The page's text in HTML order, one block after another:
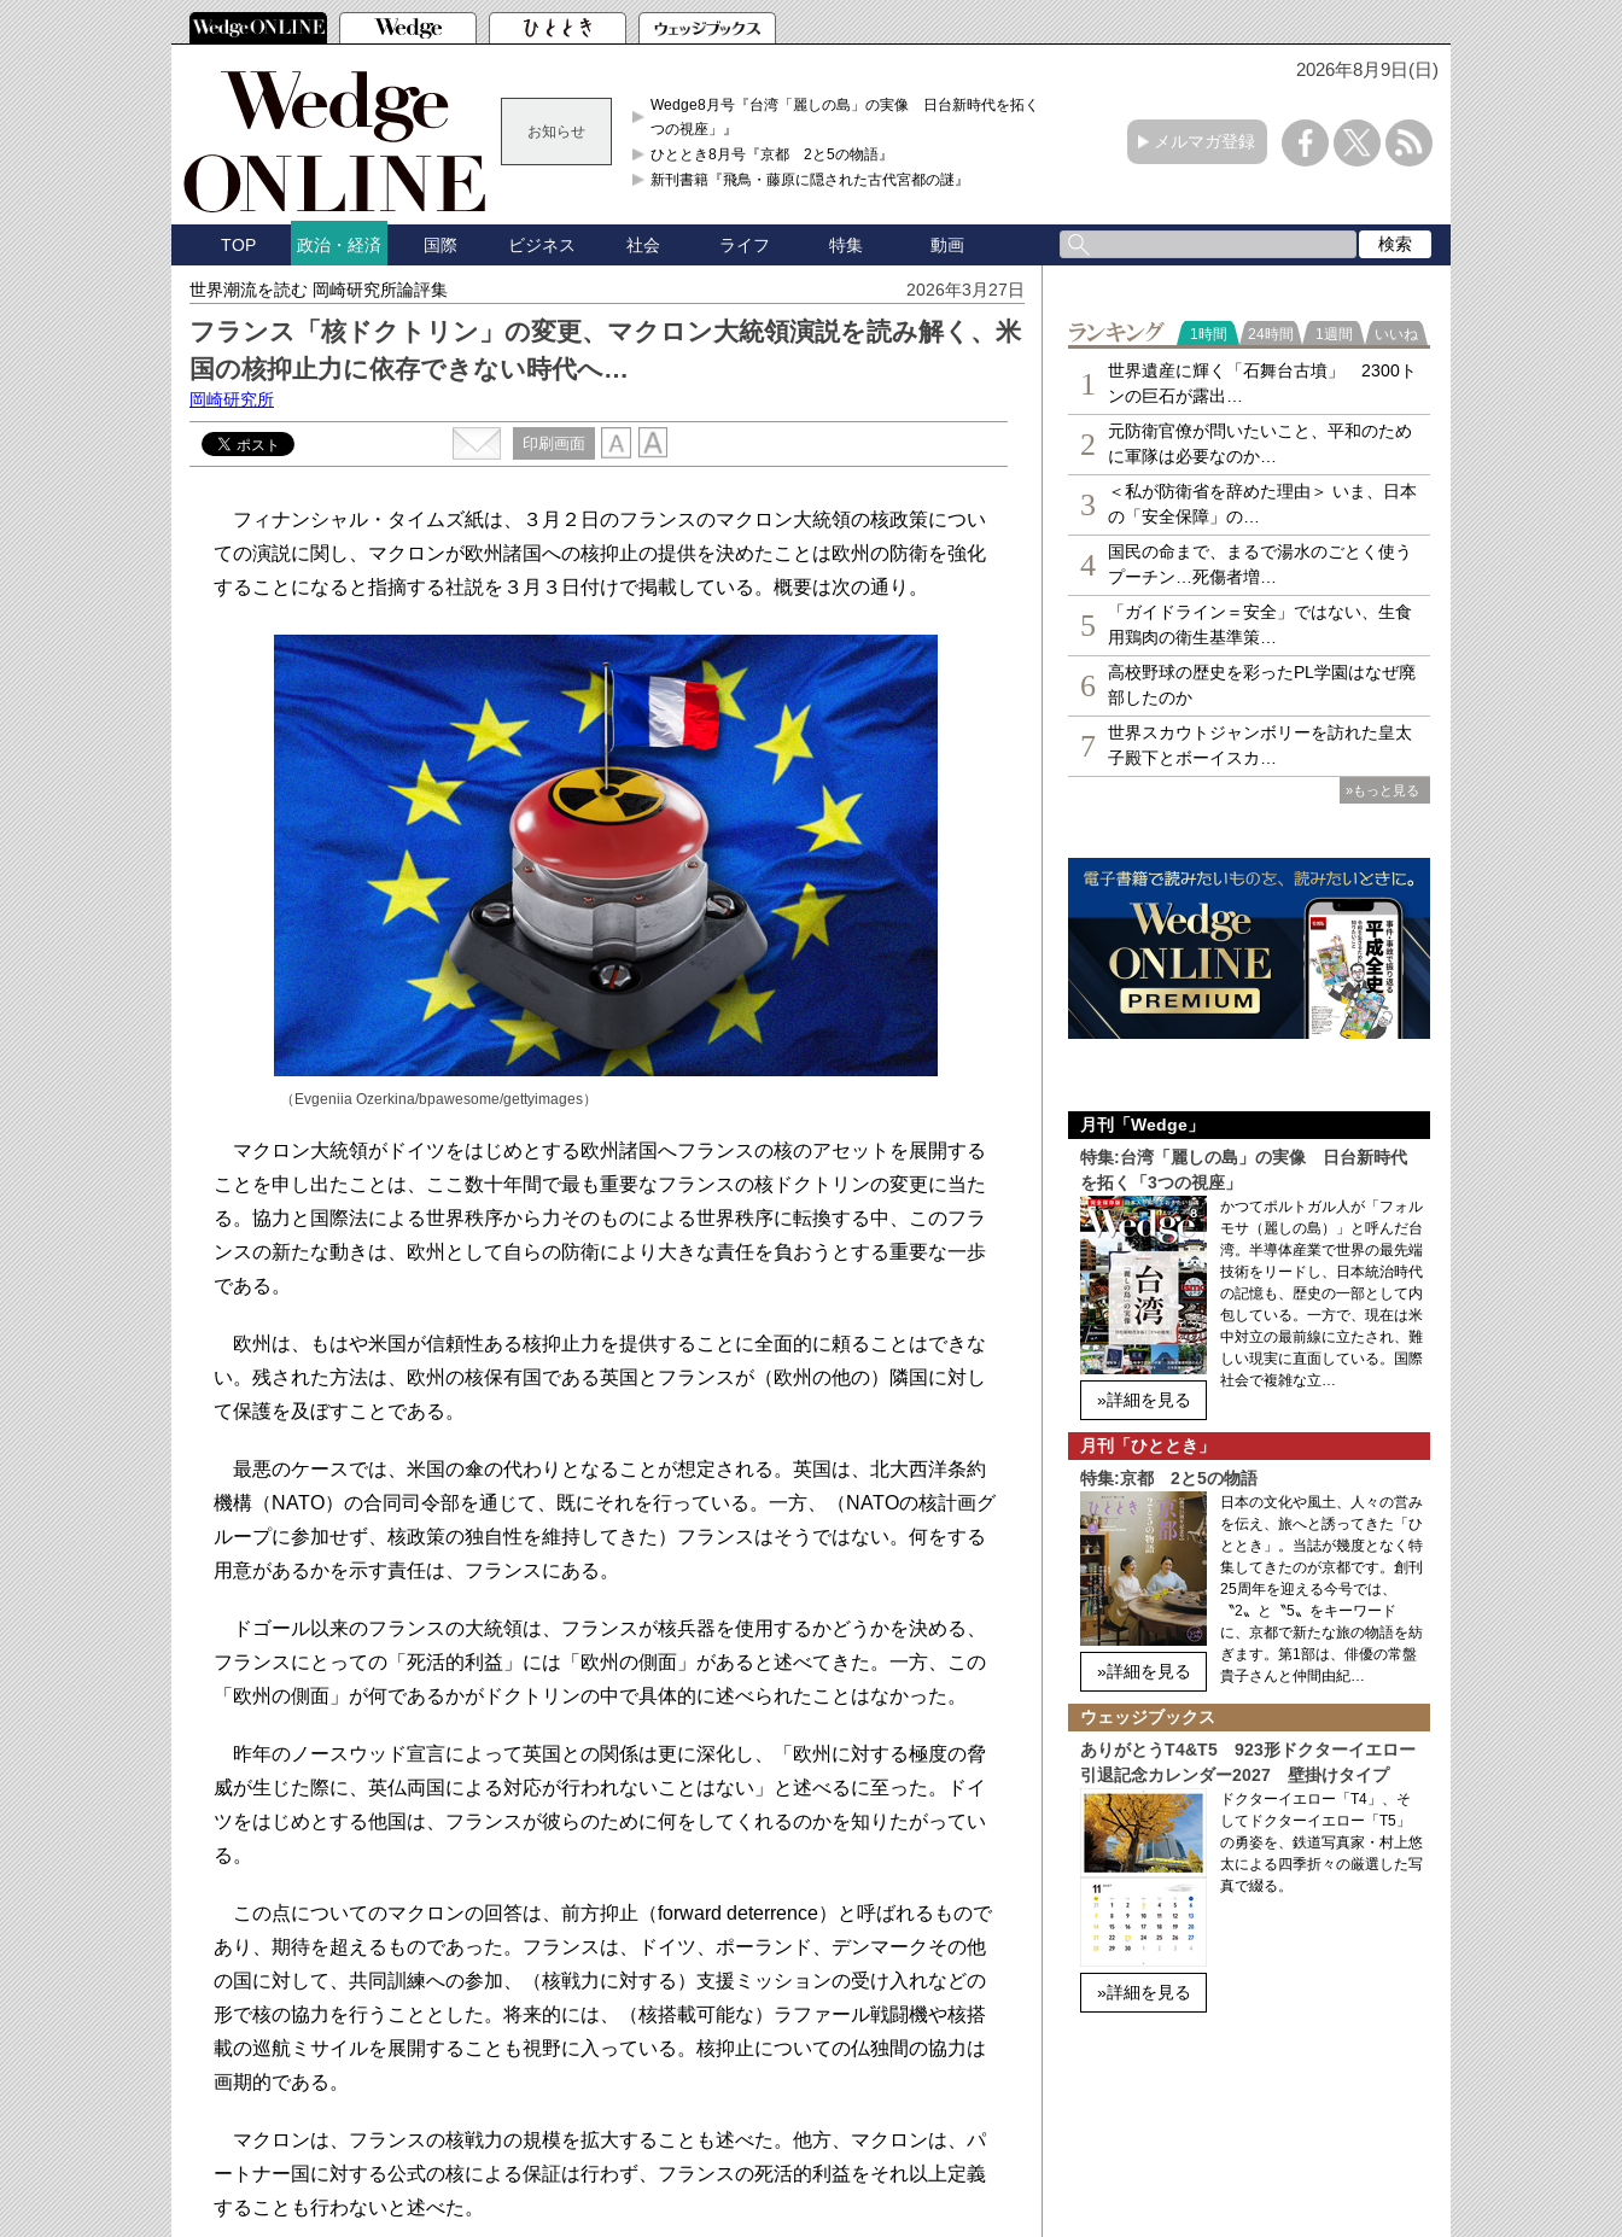
2026年8月9日(日)
お知らせ
Wedge8月号『台湾「麗しの島」の実像 日台新時代を拓く「3
つの視座」』
ひととき8月号『京都 2と5の物語』
新刊書籍『飛鳥・藤原に隠された古代宮都の謎』
メルマガ登録
TOP 政治・経済 国際 ビジネス 社会 ライフ 特集 動画
世界潮流を読む 岡崎研究所論評集 2026年3月27日
フランス「核ドクトリン」の変更、マクロン大統領演説を読み解く、米
国の核抑止力に依存できない時代へ…
岡崎研究所
印刷画面
フィナンシャル・タイムズ紙は、３月２日のフランスのマクロン大統領の核政策につい
ての演説に関し、マクロンが欧州諸国への核抑止の提供を決めたことは欧州の防衛を強化
することになると指摘する社説を３月３日付けで掲載している。概要は次の通り。
（Evgeniia Ozerkina/bpawesome/gettyimages）
マクロン大統領がドイツをはじめとする欧州諸国へフランスの核のアセットを展開する
ことを申し出たことは、ここ数十年間で最も重要なフランスの核ドクトリンの変更に当た
る。協力と国際法による世界秩序から力そのものによる世界秩序に転換する中、このフラ
ンスの新たな動きは、欧州として自らの防衛により大きな責任を負おうとする重要な一歩
である。
欧州は、もはや米国が信頼性ある核抑止力を提供することに全面的に頼ることはできな
い。残された方法は、欧州の核保有国である英国とフランスが（欧州の他の）隣国に対し
て保護を及ぼすことである。
最悪のケースでは、米国の傘の代わりとなることが想定される。英国は、北大西洋条約
機構（NATO）の合同司令部を通じて、既にそれを行っている。一方、（NATOの核計画グ
ループに参加せず、核政策の独自性を維持してきた）フランスはそうではない。何をする
用意があるかを示す責任は、フランスにある。
ドゴール以来のフランスの大統領は、フランスが核兵器を使用するかどうかを決める、
フランスにとっての「死活的利益」には「欧州の側面」があると述べてきた。一方、この
「欧州の側面」が何であるかがドクトリンの中で具体的に述べられたことはなかった。
昨年のノースウッド宣言によって英国との関係は更に深化し、「欧州に対する極度の脅
威が生じた際に、英仏両国による対応が行われないことはない」と述べるに至った。ドイ
ツをはじめとする他国は、フランスが彼らのために何をしてくれるのかを知りたがってい
る。
この点についてのマクロンの回答は、前方抑止（forward deterrence）と呼ばれるもので
あり、期待を超えるものであった。フランスは、ドイツ、ポーランド、デンマークその他
の国に対して、共同訓練への参加、（核戦力に対する）支援ミッションの受け入れなどの
形で核の協力を行うこととした。将来的には、（核搭載可能な）ラファール戦闘機や核搭
載の巡航ミサイルを展開することも視野に入っている。核抑止についての仏独間の協力は
画期的である。
マクロンは、フランスの核戦力の規模を拡大することも述べた。他方、マクロンは、パ
ートナー国に対する公式の核による保証は行わず、フランスの死活的利益をそれ以上定義
することも行わないと述べた。
ランキング
1時間 24時間 1週間 いいね
1
世界遺産に輝く「石舞台古墳」 2300ト
ンの巨石が露出…
2
元防衛官僚が問いたいこと、平和のため
に軍隊は必要なのか…
3
＜私が防衛省を辞めた理由＞ いま、日本
の「安全保障」の…
4
国民の命まで、まるで湯水のごとく使う
プーチン…死傷者増…
5
「ガイドライン＝安全」ではない、生食
用鶏肉の衛生基準策…
6
高校野球の歴史を彩ったPL学園はなぜ廃
部したのか
7
世界スカウトジャンボリーを訪れた皇太
子殿下とボーイスカ…
»もっと見る
月刊「Wedge」
特集:台湾「麗しの島」の実像 日台新時代
を拓く「3つの視座」
»詳細を見る
かつてポルトガル人が「フォル
モサ（麗しの島）」と呼んだ台
湾。半導体産業で世界の最先端
技術をリードし、日本統治時代
の記憶も、歴史の一部として内
包している。一方で、現在は米
中対立の最前線に立たされ、難
しい現実に直面している。国際
社会で複雑な立…
月刊「ひととき」
特集:京都 2と5の物語
»詳細を見る
日本の文化や風土、人々の営み
を伝え、旅へと誘ってきた「ひ
ととき」。当誌が幾度となく特
集してきたのが京都です。創刊
25周年を迎える今号では、
〝2〟と〝5〟をキーワード
に、京都で新たな旅の物語を紡
ぎます。第1部は、俳優の常盤
貴子さんと仲間由紀…
ウェッジブックス
ありがとうT4&T5 923形ドクターイエロー
引退記念カレンダー2027 壁掛けタイプ
»詳細を見る
ドクターイエロー「T4」、そ
してドクターイエロー「T5」
の勇姿を、鉄道写真家・村上悠
太による四季折々の厳選した写
真で綴る。